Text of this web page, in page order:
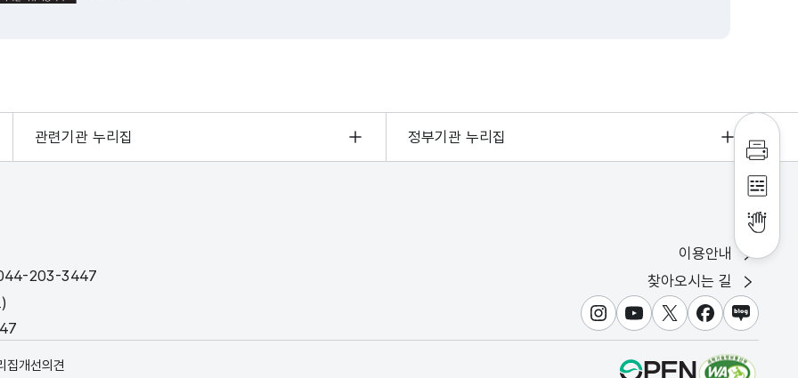
인쇄
점자
점자
관련기관 누리집 정부기관 누리집
203-3447
이용안내
찾아오시는 길
인스타그램
유튜브X 페이스북
블로그
집개선의견